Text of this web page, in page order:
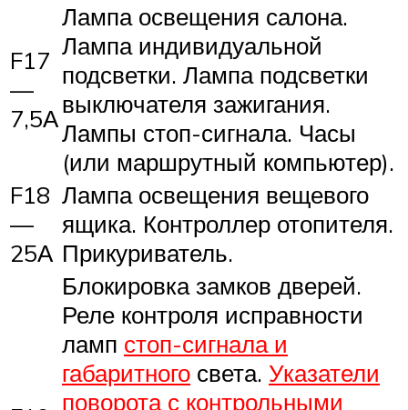
F17
—
7,5А
Лампа освещения салона.
Лампа индивидуальной
подсветки. Лампа подсветки
выключателя зажигания.
Лампы стоп-сигнала. Часы
(или маршрутный компьютер).
F18
—
25А
Лампа освещения вещевого
ящика. Контроллер отопителя.
Прикуриватель.
Блокировка замков дверей.
Реле контроля исправности
ламп стоп-сигнала и
габаритного света. Указатели
поворота с контрольными